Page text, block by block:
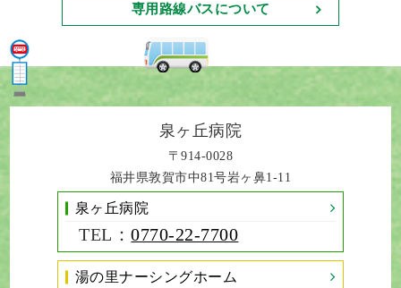
専用路線バスについて
泉ヶ丘病院
〒914-0028
福井県敦賀市中81号岩ヶ鼻1-11
泉ヶ丘病院
TEL：0770-22-7700
湯の里ナーシングホーム